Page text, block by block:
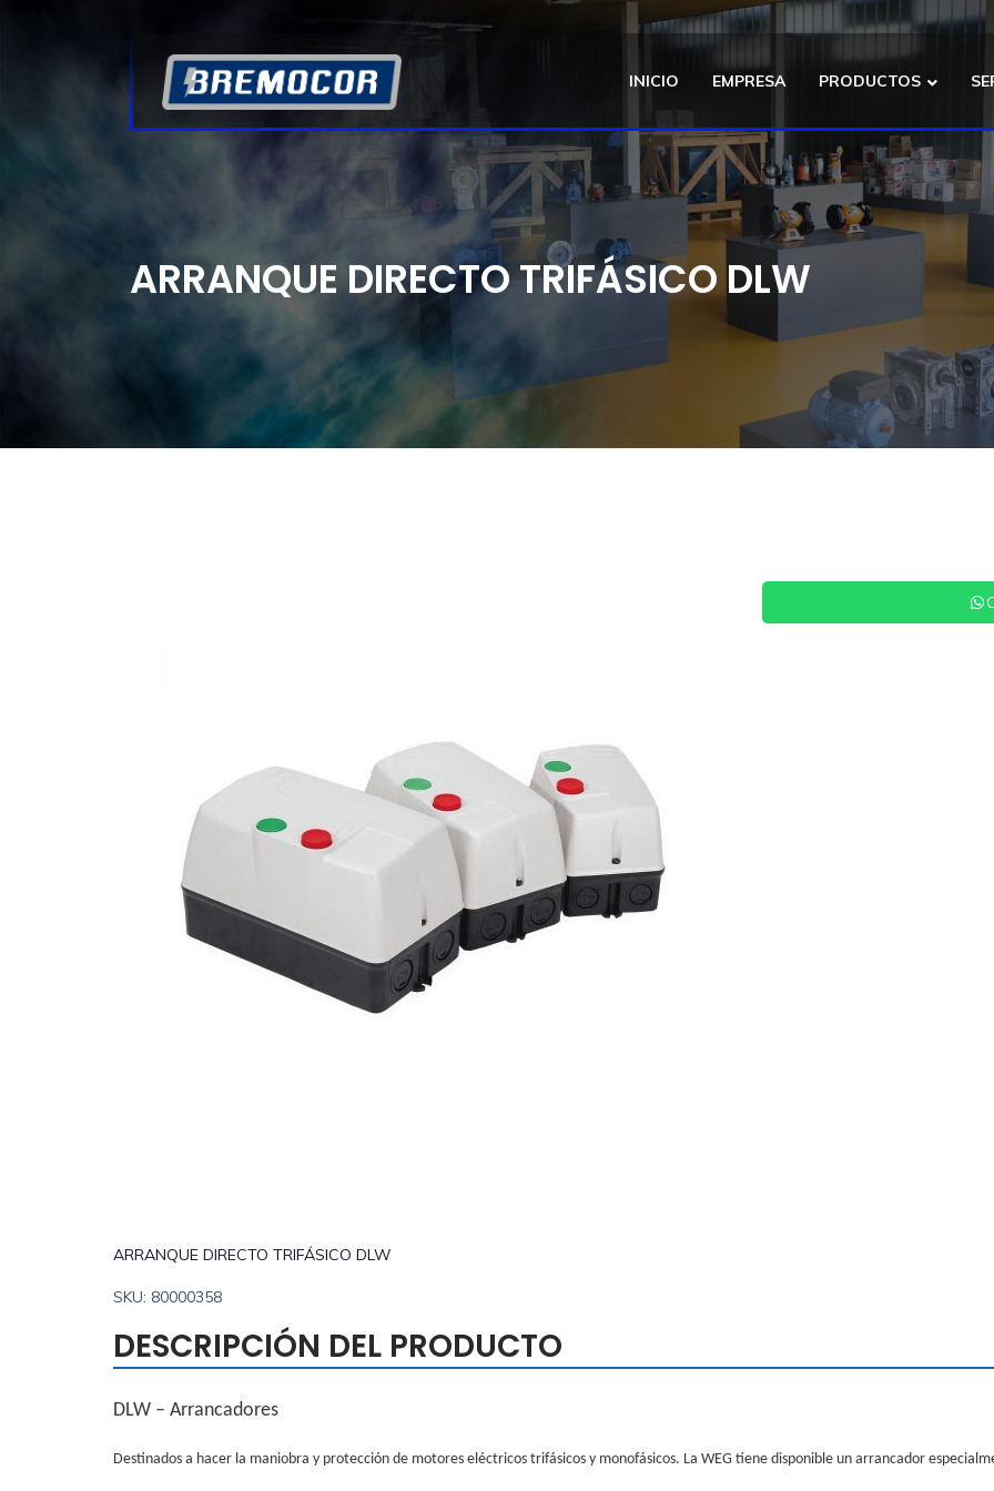
INICIO EMPRESA PRODUCTOS
ARRANQUE DIRECTO TRIFÁSICO DLW
Anterior
ARRANQUE DIRECTO TRIFÁSICO DLW
SKU: 80000358
DESCRIPCIÓN DEL PRODUCTO
DLW – Arrancadores
Destinados a hacer la maniobra y protección de motores eléctricos trifásicos y monofásicos. La WEG tiene disponible un arrancador